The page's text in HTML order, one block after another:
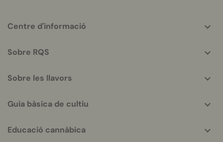
helpful
Centre d'informació
Sobre RQS
Sobre les llavors
Guia bàsica de cultiu
Educació cannàbica